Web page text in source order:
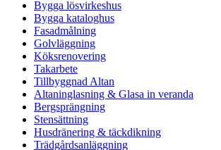
Bygga lösvirkeshus
Bygga kataloghus
Fasadmålning
Golvläggning
Köksrenovering
Takarbete
Tillbyggnad Altan
Altaninglasning & Glasa in veranda
Bergsprängning
Stensättning
Husdränering & täckdikning
Trädgårdsanläggning